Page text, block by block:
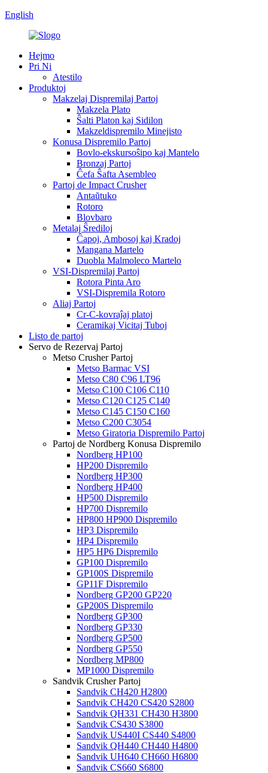
English
Hejmo
Pri Ni
Atestilo
Produktoj
Makzelaj Dispremilaj Partoj
Makzela Plato
Ŝalti Platon kaj Sidilon
Makzeldispremilo Minejisto
Konusa Dispremilo Partoj
Bovlo-ekskursoŝipo kaj Mantelo
Bronzaj Partoj
Ĉefa Ŝafta Asembleo
Partoj de Impact Crusher
Antaŭtuko
Rotoro
Blovbaro
Metalaj Ŝrediloj
Ĉapoj, Ambosoj kaj Kradoj
Mangana Martelo
Duobla Malmoleco Martelo
VSI-Dispremilaj Partoj
Rotora Pinta Aro
VSI-Dispremila Rotoro
Aliaj Partoj
Cr-C-kovraĵaj platoj
Ceramikaj Vicitaj Tuboj
Listo de partoj
Servo de Rezervaj Partoj
Metso Crusher Partoj
Metso Barmac VSI
Metso C80 C96 LT96
Metso C100 C106 C110
Metso C120 C125 C140
Metso C145 C150 C160
Metso C200 C3054
Metso Giratoria Dispremilo Partoj
Partoj de Nordberg Konusa Dispremilo
Nordberg HP100
HP200 Dispremilo
Nordberg HP300
Nordberg HP400
HP500 Dispremilo
HP700 Dispremilo
HP800 HP900 Dispremilo
HP3 Dispremilo
HP4 Dispremilo
HP5 HP6 Dispremilo
GP100 Dispremilo
GP100S Dispremilo
GP11F Dispremilo
Nordberg GP200 GP220
GP200S Dispremilo
Nordberg GP300
Nordberg GP330
Nordberg GP500
Nordberg GP550
Nordberg MP800
MP1000 Dispremilo
Sandvik Crusher Partoj
Sandvik CH420 H2800
Sandvik CH420 CS420 S2800
Sandvik QH331 CH430 H3800
Sandvik CS430 S3800
Sandvik US440I CS440 S4800
Sandvik QH440 CH440 H4800
Sandvik UH640 CH660 H6800
Sandvik CS660 S6800